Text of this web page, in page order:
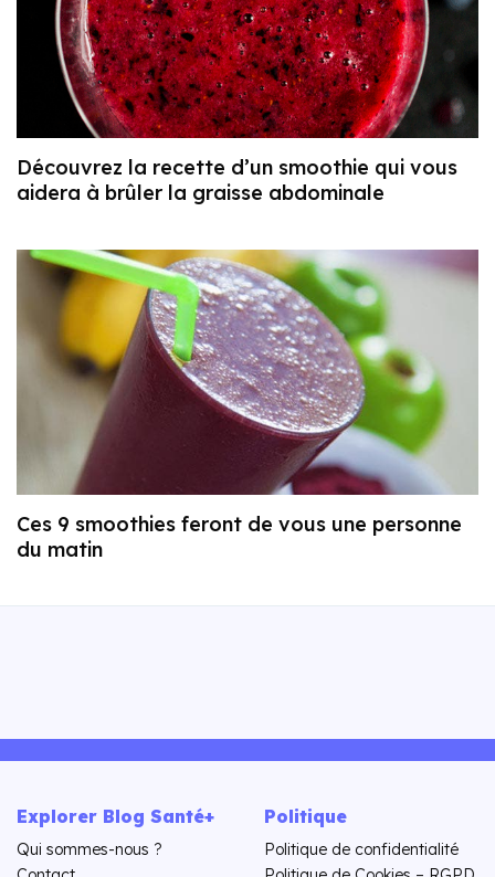
Découvrez la recette d’un smoothie qui vous
aidera à brûler la graisse abdominale
Ces 9 smoothies feront de vous une personne
du matin
Explorer Blog Santé+
Qui sommes-nous ?
Politique
Politique de confidentialité